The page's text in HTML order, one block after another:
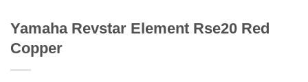
Yamaha Revstar Element Rse20 Red
Copper